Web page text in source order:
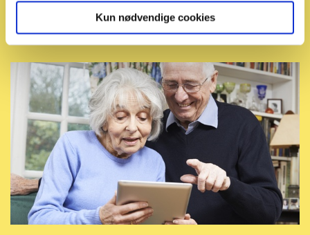
Kun nødvendige cookies
Evidensbaseret praksis
Klik her